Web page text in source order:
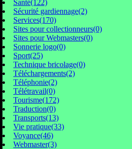
Santé(122)
Sécurité gardiennage(2)
Services(170)
Sites pour collectionneurs(0)
Sites pour Webmasters(0)
Sonnerie logo(0)
Sport(25)
Technique bricolage(0)
Téléchargements(2)
Téléphonie(2)
Télétravail(0)
Tourisme(172)
Traduction(0)
Transports(13)
Vie pratique(33)
Voyance(46)
Webmaster(3)